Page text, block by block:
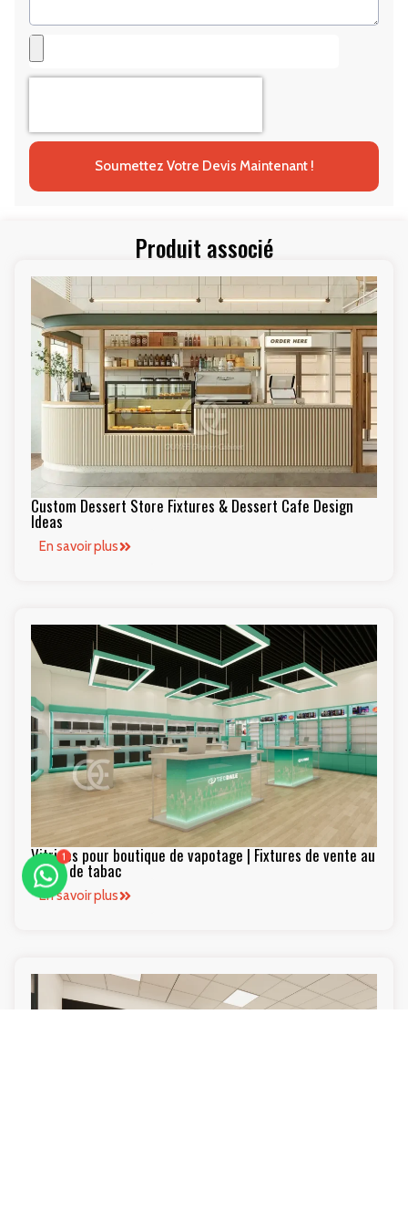
Soumettez Votre Devis Maintenant !
Produit associé
Custom Dessert Store Fixtures & Dessert Cafe Design
Ideas
En savoir plus
Vitrines pour boutique de vapotage | Fixtures de vente au
détail de tabac
En savoir plus